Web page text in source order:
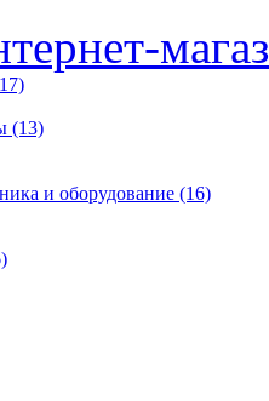
(13)
и оборудование (16)